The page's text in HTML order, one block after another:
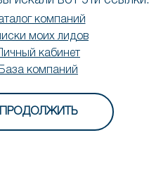
/ ООО
компаний
моих лидов
кабинет
База компаний
ПРОДОЛЖИТЬ